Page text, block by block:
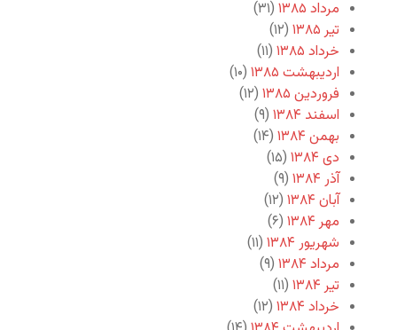
مرداد ۱۳۸۵
(۳۱)
تیر ۱۳۸۵
(۱۲)
خرداد ۱۳۸۵
(۱۱)
اردیبهشت ۱۳۸۵
(۱۰)
فروردین ۱۳۸۵
(۱۲)
اسفند ۱۳۸۴
(۹)
بهمن ۱۳۸۴
(۱۴)
دی ۱۳۸۴
(۱۵)
آذر ۱۳۸۴
(۹)
آبان ۱۳۸۴
(۱۲)
مهر ۱۳۸۴
(۶)
شهریور ۱۳۸۴
(۱۱)
مرداد ۱۳۸۴
(۹)
تیر ۱۳۸۴
(۱۱)
خرداد ۱۳۸۴
(۱۲)